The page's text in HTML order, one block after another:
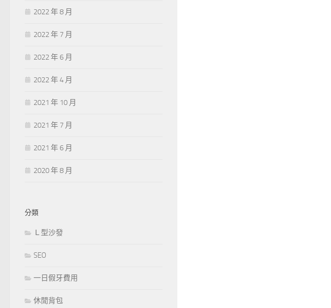
2022 年 8 月
2022 年 7 月
2022 年 6 月
2022 年 4 月
2021 年 10 月
2021 年 7 月
2021 年 6 月
2020 年 8 月
分類
Ｌ型沙發
SEO
一日假牙費用
休閒背包